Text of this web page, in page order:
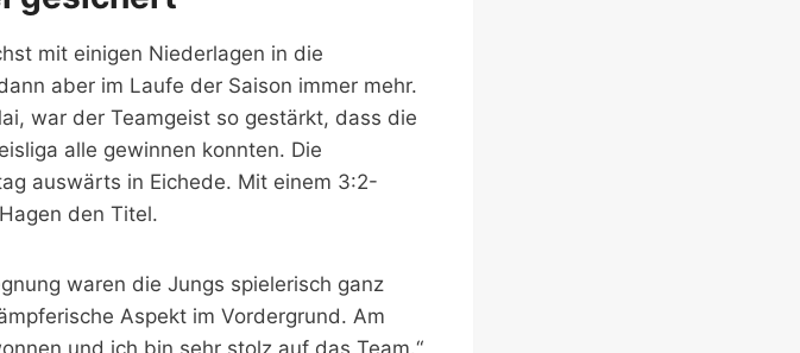
mit einigen Niederlagen in die
aber im Laufe der Saison immer mehr.
war der Teamgeist so gestärkt, dass die
alle gewinnen konnten. Die
auswärts in Eichede. Mit einem 3:2-
den Titel.
waren die Jungs spielerisch ganz
Aspekt im Vordergrund. Am
und ich bin sehr stolz auf das Team.“